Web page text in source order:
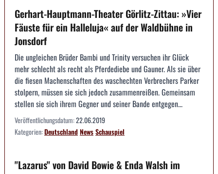
Gerhart-Hauptmann-Theater Görlitz-Zittau: »Vier
Fäuste für ein Halleluja« auf der Waldbühne in
Jonsdorf
Die ungleichen Brüder Bambi und Trinity versuchen ihr Glück
mehr schlecht als recht als Pferdediebe und Gauner. Als sie über
die fiesen Machenschaften des waschechten Verbrechers Parker
stolpern, müssen sie sich jedoch zusammenreißen. Gemeinsam
stellen sie sich ihrem Gegner und seiner Bande entgegen...
Veröffentlichungsdatum:22.06.2019
Kategorien:DeutschlandNewsSchauspiel
"Lazarus" von David Bowie & Enda Walsh im